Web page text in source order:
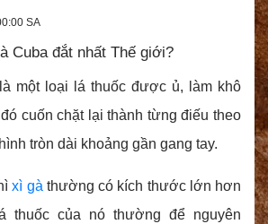
SA
Cuba đắt nhất Thế giới?
một loại lá thuốc được ủ, làm khô
cuốn chặt lại thành từng điếu theo
tròn dài khoảng gần gang tay.
xì gà thường có kích thước lớn hơn
thuốc của nó thường để nguyên